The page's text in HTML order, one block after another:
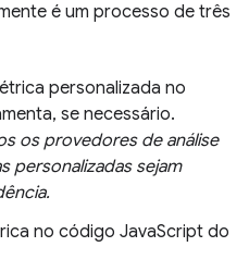
é um processo de três
personalizada no
se necessário.
os provedores de análise
personalizadas sejam
no código JavaScript do